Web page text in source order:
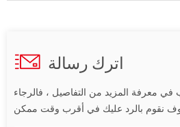
اترك رسالة
في معرفة المزيد من التفاصيل ، فالرجاء